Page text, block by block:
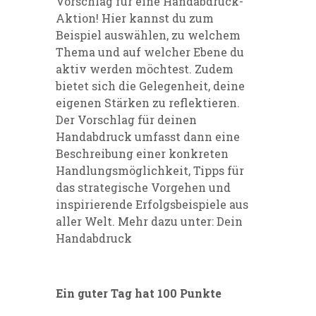
Aktion! Hier kannst du zum
Beispiel auswählen, zu welchem
Thema und auf welcher Ebene du
aktiv werden möchtest. Zudem
bietet sich die Gelegenheit, deine
eigenen Stärken zu reflektieren.
Der Vorschlag für deinen
Handabdruck umfasst dann eine
Beschreibung einer konkreten
Handlungsmöglichkeit, Tipps für
das strategische Vorgehen und
inspirierende Erfolgsbeispiele aus
aller Welt. Mehr dazu unter:Dein
Handabdruck
Ein guter Tag hat 100 Punkte